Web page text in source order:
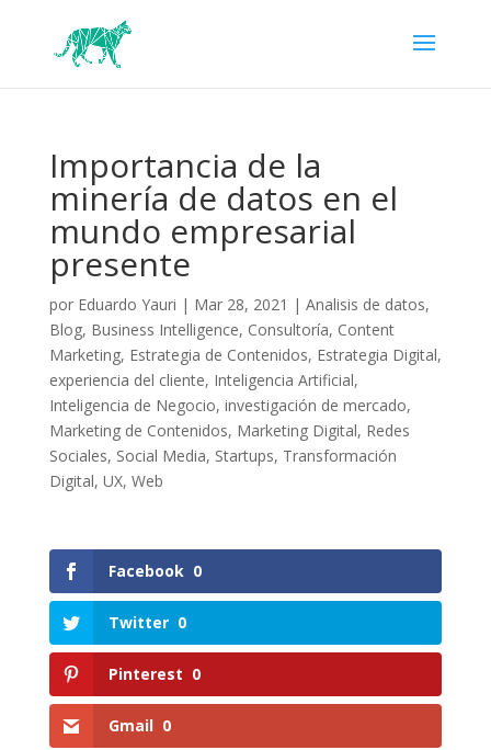
Importancia de la
minería de datos en el
mundo empresarial
presente
por Eduardo Yauri | Mar 28, 2021 | Analisis de datos,
Blog, Business Intelligence, Consultoría, Content
Marketing, Estrategia de Contenidos, Estrategia Digital,
experiencia del cliente, Inteligencia Artificial,
Inteligencia de Negocio, investigación de mercado,
Marketing de Contenidos, Marketing Digital, Redes
Sociales, Social Media, Startups, Transformación
Digital, UX, Web
Facebook 0
Twitter 0
Pinterest 0
Gmail 0